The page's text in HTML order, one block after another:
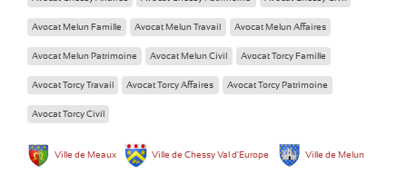
Avocat Melun Famille Avocat Melun Travail Avocat Melun Affaires
Avocat Melun Patrimoine Avocat Melun Civil Avocat Torcy Famille
Avocat Torcy Travail Avocat Torcy Affaires Avocat Torcy Patrimoine
Avocat Torcy Civil
Ville de Meaux Ville de Chessy Val d'Europe Ville de Melun